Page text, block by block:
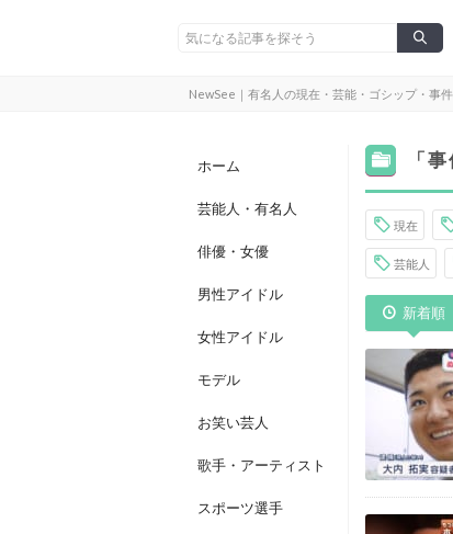
NewSee｜有名人の現在・芸能・ゴシップ・事
ホーム
芸能人・有名人
俳優・女優
男性アイドル
女性アイドル
モデル
お笑い芸人
歌手・アーティスト
スポーツ選手
「
現在
芸能人
新着順